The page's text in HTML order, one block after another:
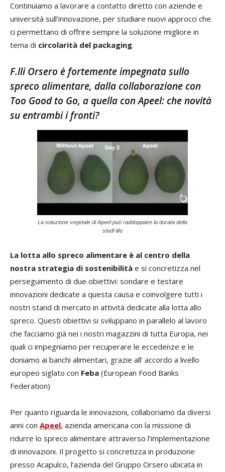
Continuiamo a lavorare a contatto diretto con aziende e
università sull’innovazione, per studiare nuovi approcci che
ci permettano di offrire sempre la soluzione migliore in
tema di circolarità del packaging.
F.lli Orsero è fortemente impegnata sullo
spreco alimentare, dalla collaborazione con
Too Good to Go, a quella con Apeel: che novità
su entrambi i fronti?
La soluzione vegetale di Apeel può raddoppiare la durata della
shelf-life
La lotta allo spreco alimentare è al centro della
nostra strategia di sostenibilità e si concretizza nel
perseguimento di due obiettivi: sondare e testare
innovazioni dedicate a questa causa e coinvolgere tutti i
nostri stand di mercato in attività dedicate alla lotta allo
spreco. Questi obiettivi si sviluppano in parallelo al lavoro
che facciamo già nei i nostri magazzini di tutta Europa, nei
quali ci impegniamo per recuperare le eccedenze e le
doniamo ai banchi alimentari, grazie all’ accordo a livello
europeo siglato con Feba (European Food Banks
Federation)
Per quanto riguarda le innovazioni, collaboriamo da diversi
anni con Apeel, azienda americana con la missione di
ridurre lo spreco alimentare attraverso l’implementazione
di innovazioni. Il progetto si concretizza in produzione
presso Acapulco, l’azienda del Gruppo Orsero ubicata in